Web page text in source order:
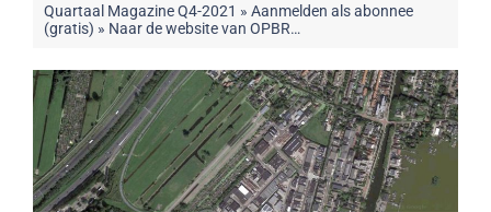
Quartaal Magazine Q4-2021 » Aanmelden als abonnee
(gratis) » Naar de website van OPBR…